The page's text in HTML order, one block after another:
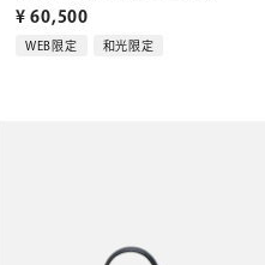
¥ 60,500
WEB限定 和光限定